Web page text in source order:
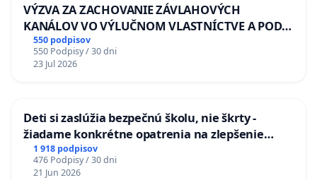
VÝZVA ZA ZACHOVANIE ZÁVLAHOVÝCH
KANÁLOV VO VÝLUČNOM VLASTNÍCTVE A POD
KONTROLOU SLOVENSKEJ REPUBLIKY & žiadosť
na riešenie zanedbaného stavu závlahových a
odvodňovacích kanálov na Slovensku
550 podpisov
550 Podpisy / 30 dni
23 Jul 2026
Deti si zaslúžia bezpečnú školu, nie škrty -
žiadame konkrétne opatrenia na zlepšenie
situácie v školstve
1 918 podpisov
476 Podpisy / 30 dni
21 Jun 2026